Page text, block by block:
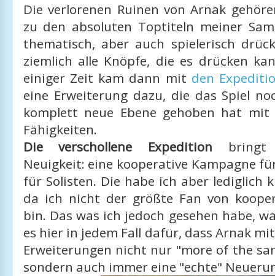
Die verlorenen Ruinen von Arnak
zu den absoluten Toptiteln meiner
thematisch, aber auch spielerisch
ziemlich alle Knöpfe, die es drücken
einiger Zeit kam dann mit den
eine Erweiterung dazu, die das Spiel
komplett neue Ebene gehoben hat mit
Fähigkeiten.
Die verschollene Expedition bringt
Neuigkeit: eine kooperative Kampagne
für Solisten. Die habe ich aber lediglich
da ich nicht der größte Fan von
bin. Das was ich jedoch gesehen habe,
es hier in jedem Fall dafür, dass Arnak
Erweiterungen nicht nur "more of the
sondern auch immer eine "echte"